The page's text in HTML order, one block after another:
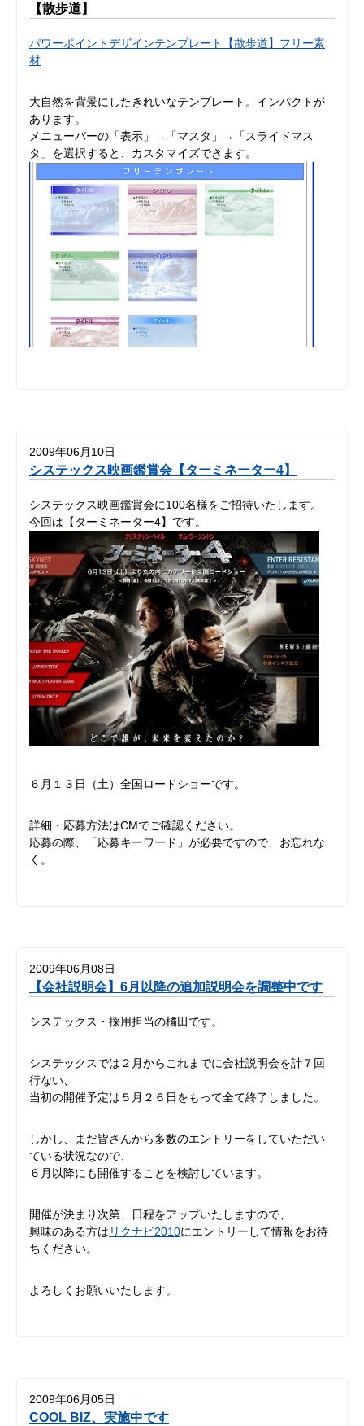
【散歩道】
パワーポイントデザインテンプレート【散歩道】フリー素
材
大自然を背景にしたきれいなテンプレート。インパクトが
あります。
メニューバーの「表示」→「マスタ」→「スライドマス
タ」を選択すると、カスタマイズできます。
2009年06月10日
システックス映画鑑賞会【ターミネーター4】
システックス映画鑑賞会に100名様をご招待いたします。
今回は【ターミネーター4】です。
６月１３日（土）全国ロードショーです。
詳細・応募方法はCMでご確認ください。
応募の際、「応募キーワード」が必要ですので、お忘れな
く。
2009年06月08日
【会社説明会】6月以降の追加説明会を調整中です
システックス・採用担当の橘田です。
システックスでは２月からこれまでに会社説明会を計７回
行ない、
当初の開催予定は５月２６日をもって全て終了しました。
しかし、まだ皆さんから多数のエントリーをしていただい
ている状況なので、
６月以降にも開催することを検討しています。
開催が決まり次第、日程をアップいたしますので、
興味のある方は リクナビ2010にエントリーして情報をお待
ちください。
よろしくお願いいたします。
2009年06月05日
COOL BIZ、実施中です